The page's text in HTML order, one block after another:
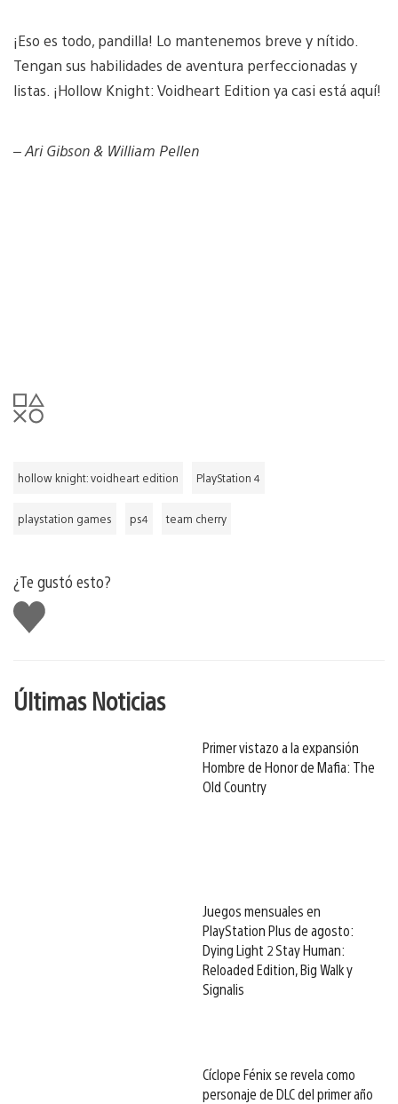
¡Eso es todo, pandilla! Lo mantenemos breve y nítido.
Tengan sus habilidades de aventura perfeccionadas y
listas. ¡Hollow Knight: Voidheart Edition ya casi está aquí!
– Ari Gibson & William Pellen
hollow knight: voidheart edition PlayStation 4
playstation games ps4 team cherry
¿Te gustó esto?
Me
gusta
Últimas Noticias
Primer vistazo a la expansión
Hombre de Honor de Mafia: The
Old Country
Juegos mensuales en
PlayStation Plus de agosto:
Dying Light 2 Stay Human:
Reloaded Edition, Big Walk y
Signalis
Cíclope Fénix se revela como
personaje de DLC del primer año